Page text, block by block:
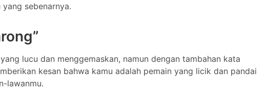
sebenarnya.
lucu dan menggemaskan, namun dengan tambahan kata
kesan bahwa kamu adalah pemain yang licik dan pandai
lawanmu.